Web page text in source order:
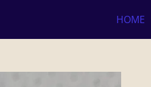
HOME